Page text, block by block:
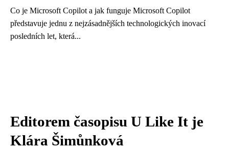
Co je Microsoft Copilot a jak funguje Microsoft Copilot
představuje jednu z nejzásadnějších technologických inovací
posledních let, která...
Editorem časopisu U Like It je
Klára Šimůnková